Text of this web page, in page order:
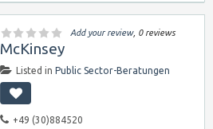
Add your review, 0 reviews
McKinsey
Listed in Public Sector-Beratungen
+49 (30)884520